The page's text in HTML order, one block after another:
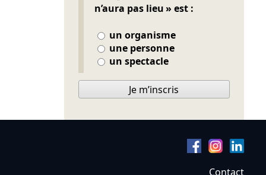
n’aura pas lieu » est :
un organisme
une personne
un spectacle
Je m’inscris
Contact